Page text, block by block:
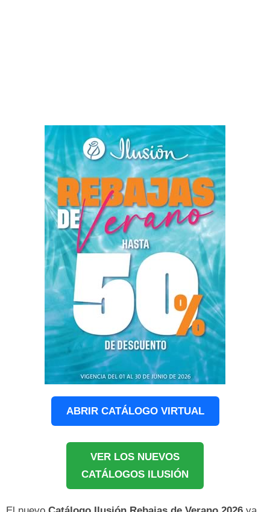
ABRIR CATÁLOGO VIRTUAL
VER LOS NUEVOS
CATÁLOGOS ILUSIÓN